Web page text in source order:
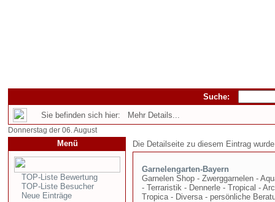
Suche:
Sie befinden sich hier: Mehr Details...
Donnerstag der 06. August
Menü
TOP-Liste Bewertung
TOP-Liste Besucher
Neue Einträge
Die Detailseite zu diesem Eintrag
Garnelengarten-Bayern
Garnelen Shop - Zwerggarnelen -
- Terraristik - Dennerle - Tropical -
Tropica - Diversa - persönliche